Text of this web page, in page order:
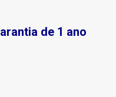
de 1 ano